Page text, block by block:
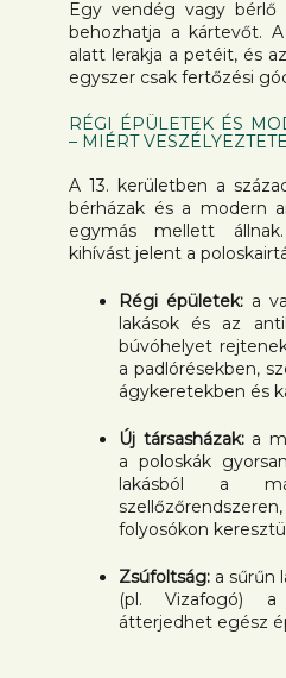
Egy vendég vagy bérlő
behozhatja a kártevőt.
alatt lerakja a petéit, és
egyszer csak fertőzési
RÉGI ÉPÜLETEK ÉS
– MIÉRT
A 13. kerületben a
bérházak és a modern
egymás mellett
kihívást jelent a
Régi épületek:a
lakások és az
búvóhelyet
a padlórésekben,
ágykeretekben és
Új társasházak:a
a poloskák
lakásból a
folyosókon
Zsúfoltság: a sűrűn
(pl. Vizafogó) a
átterjedhet egész